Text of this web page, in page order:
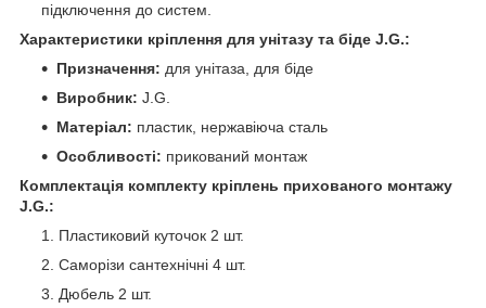
підключення до систем.
Характеристики кріплення для унітазу та біде J.G.:
Призначення: для унітаза, для біде
Виробник: J.G.
Матеріал: пластик, нержавіюча сталь
Особливості: прикований монтаж
Комплектація комплекту кріплень прихованого монтажу
J.G.:
Пластиковий куточок 2 шт.
Саморізи сантехнічні 4 шт.
Дюбель 2 шт.